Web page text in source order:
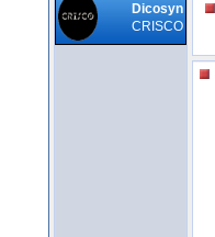
Dicosyn
CRISCO